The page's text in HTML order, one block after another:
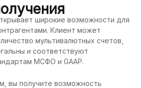
широкие возможности для
Клиент может
мультивалютных счетов,
и соответствуют
МСФО и GAAP.
вы получите возможность